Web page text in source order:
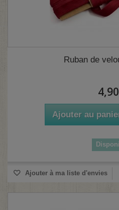
Ruban de
Ajouter au
Ajouter à ma liste d'envies